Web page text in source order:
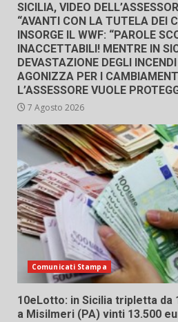
SICILIA, VIDEO
“AVANTI CON LA TUTELA DEI
INSORGE IL WWF: “PAROLE
INACCETTABILI! MENTRE IN
DEVASTAZIONE DEGLI
AGONIZZA PER I
L’ASSESSORE VUOLE
7 Agosto 2026
Comunicati Stampa
10eLotto: in Sicilia tripletta da
a Misilmeri (PA) vinti 13.500